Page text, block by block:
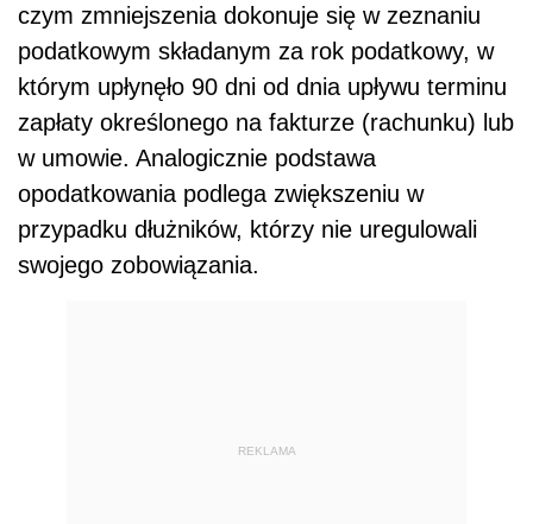
czym zmniejszenia dokonuje się w zeznaniu
podatkowym składanym za rok podatkowy, w
którym upłynęło 90 dni od dnia upływu terminu
zapłaty określonego na fakturze (rachunku) lub
w umowie. Analogicznie podstawa
opodatkowania podlega zwiększeniu w
przypadku dłużników, którzy nie uregulowali
swojego zobowiązania.
REKLAMA